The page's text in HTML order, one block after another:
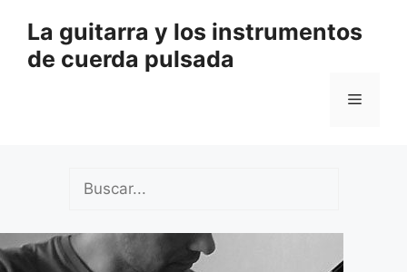
contenido
La guitarra y los instrumentos
de cuerda pulsada
Menú